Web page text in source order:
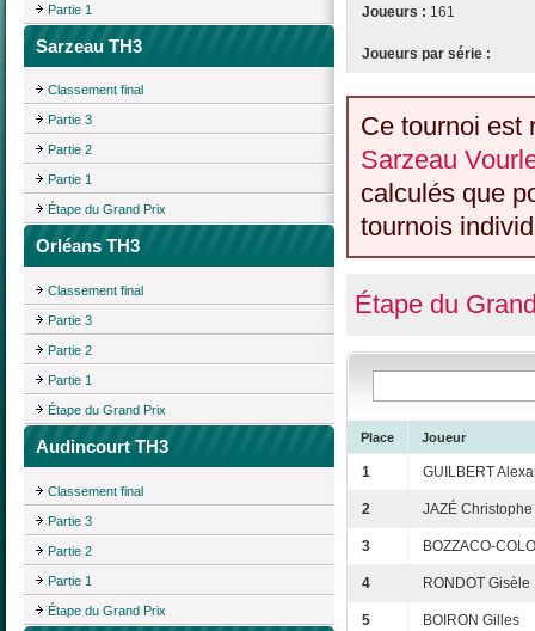
Partie 1
Sarzeau TH3
Classement final
Partie 3
Partie 2
Partie 1
Étape du Grand Prix
Orléans TH3
Classement final
Partie 3
Partie 2
Partie 1
Étape du Grand Prix
Audincourt TH3
Classement final
Partie 3
Partie 2
Partie 1
Étape du Grand Prix
Joueurs : 161
Joueurs par série :
Ce tournoi est
Sarzeau
calculés que
tournois
Étape du
Place Joueur
1 GUILBERT
2 JAZÉ Christophe
3 BOZZACO-
4 RONDOT Gisèle
5 BOIRON Gilles